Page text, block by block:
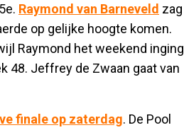
Raymond van Barneveld zag
op gelijke hoogte komen.
Raymond het weekend inging
48. Jeffrey de Zwaan gaat van
finale op zaterdag. De Pool